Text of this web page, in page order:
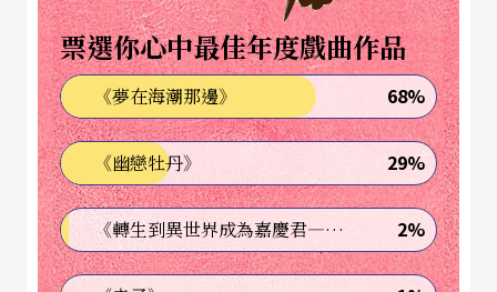
的科技器材種類少很多。這是她回歸簡單演奏形式
的一個代言作品。自從她因一九八一年的作品
《噢！超人》（出自作品《美國》United States）
登上英國流行排行榜第二名而名聲大噪之後，安德
生維持她以多重樂器和大膽使用電子科技運用於音
樂創作，始終讓樂壇對她的新作秉持著拭目以待的
心情。在她一九七二年的作品《冰上二重奏》Duets
票選你心中最佳年度戲曲作品
《夢在海潮那邊》 68%
《幽戀牡丹》 29%
《轉生到異世界成為嘉慶君—發現我的祖先是詐騙集團!?》 2%